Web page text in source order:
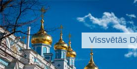
Vissvētās